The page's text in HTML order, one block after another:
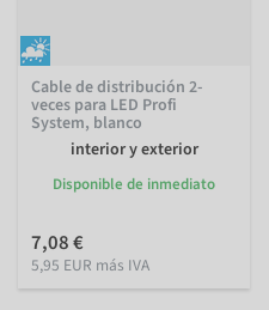
Cable de distribución 2-
veces para LED Profi
System, blanco
interior y exterior
Disponible de inmediato
7,08 €
5,95 EUR más IVA